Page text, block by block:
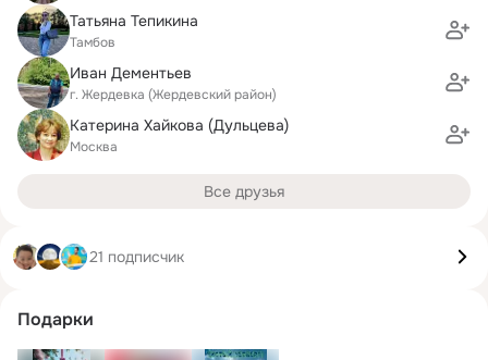
Татьяна Тепикина
Тамбов
Иван Дементьев
г. Жердевка (Жердевский район)
Катерина Хайкова (Дульцева)
Москва
Все друзья
21 подписчик
Подарки